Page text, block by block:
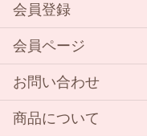
会員登録
会員ページ
お問い合わせ
商品について